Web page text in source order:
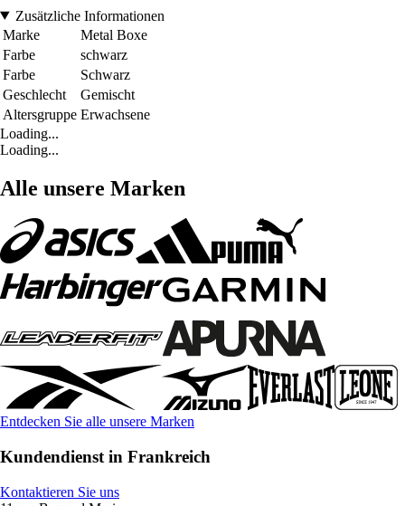
Zusätzliche Informationen
Marke
Metal Boxe
Farbe
schwarz
Farbe
Schwarz
Geschlecht
Gemischt
Altersgruppe Erwachsene
Loading...
Loading...
Alle unsere Marken
Entdecken Sie alle unsere Marken
Kundendienst in Frankreich
Kontaktieren Sie uns